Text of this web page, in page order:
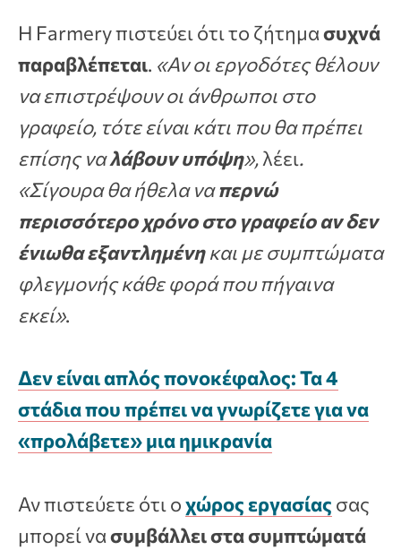
Η Farmery πιστεύει ότι το ζήτημασυχνά
παραβλέπεται. «Αν οι εργοδότες θέλουν
να επιστρέψουν οι άνθρωποι στο
γραφείο, τότε είναι κάτι που θα πρέπει
επίσης ναλάβουν υπόψη»,λέει.
«Σίγουρα θα ήθελα ναπερνώ
περισσότερο χρόνο στο γραφείο αν δεν
ένιωθα εξαντλημένηκαι με συμπτώματα
φλεγμονής κάθε φορά που πήγαινα
εκεί».
Δεν είναι απλός πονοκέφαλος: Τα 4
στάδια που πρέπει να γνωρίζετε για να
«προλάβετε» μια ημικρανία
Αν πιστεύετε ότι οχώρος εργασίας σας
μπορεί νασυμβάλλει στα συμπτώματά